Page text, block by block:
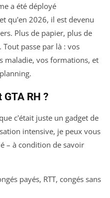
a été déployé
qu'en 2026, il est devenu
Plus de papier, plus de
passe par là : vos
maladie, vos formations, et
RH ?
c'était juste un gadget de
intensive, je peux vous
– à condition de savoir
payés, RTT, congés sans